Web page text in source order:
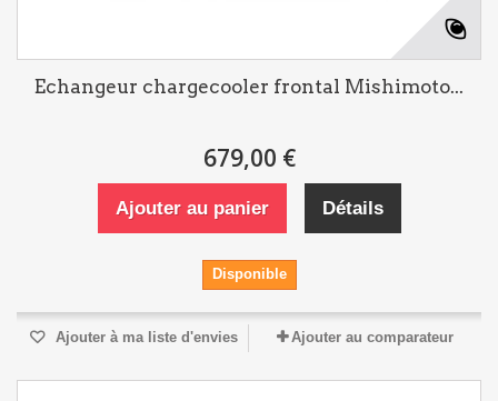
Echangeur chargecooler frontal Mishimoto...
679,00 €
Ajouter au panier Détails
Disponible
Ajouter à ma liste d'envies Ajouter au comparateur